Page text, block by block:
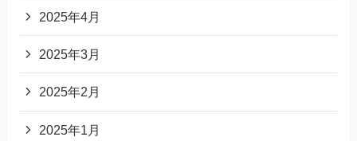
2025年4月
2025年3月
2025年2月
2025年1月